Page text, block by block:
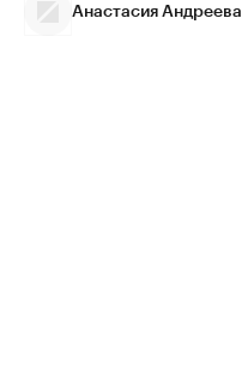
Анастасия Андреева